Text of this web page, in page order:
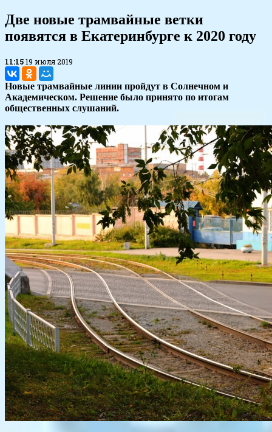
Две новые трамвайные ветки
появятся в Екатеринбурге к 2020 году
11:1519 июля 2019
Новые трамвайные линии пройдут в Солнечном и
Академическом. Решение было принято по итогам
общественных слушаний.